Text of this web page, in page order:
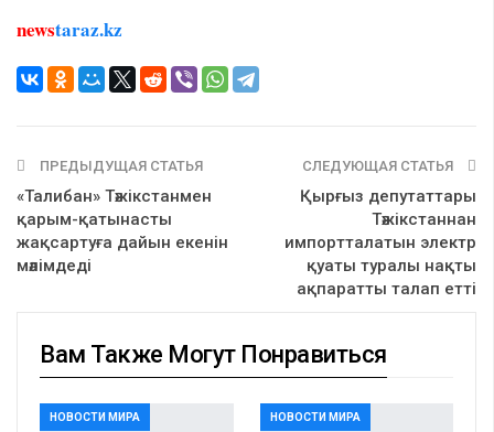
newstaraz.kz
ПРЕДЫДУЩАЯ СТАТЬЯ
«Талибан» Тәжікстанмен
қарым-қатынасты
жақсартуға дайын екенін
мәлімдеді
СЛЕДУЮЩАЯ СТАТЬЯ
Қырғыз депутаттары
Тәжікстаннан
импортталатын электр
қуаты туралы нақты
ақпаратты талап етті
Вам Также Могут Понравиться
НОВОСТИ МИРА НОВОСТИ МИРА